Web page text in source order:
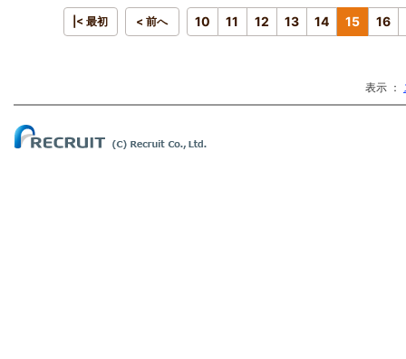
|< 最初 < 前へ 10 11 12 13 14 15 16
表示 ：